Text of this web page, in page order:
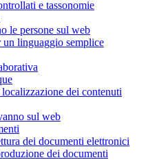
e tassonomie
le persone sul web
linguaggio semplice
dei contenuti
sul web
dei documenti elettronici
dei documenti